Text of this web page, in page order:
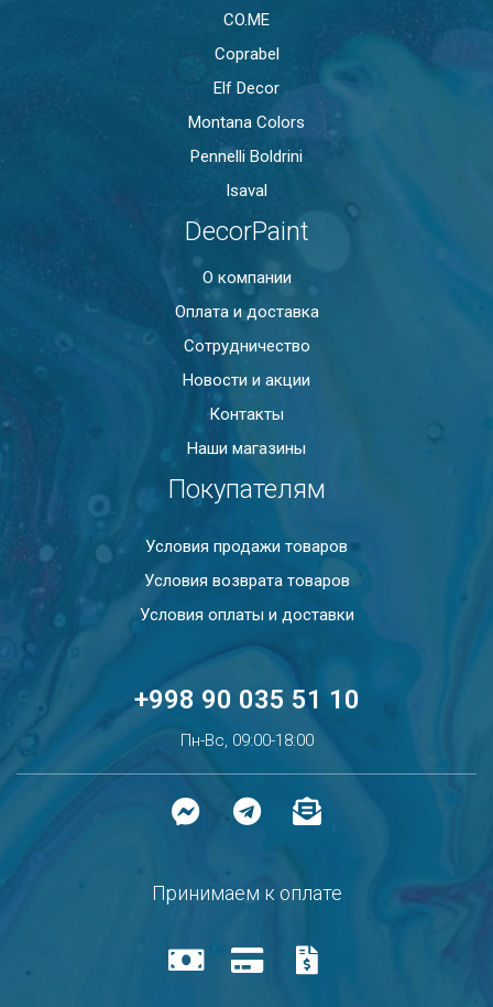
CO.ME
Coprabel
Elf Decor
Montana Colors
Pennelli Boldrini
Isaval
DecorPaint
О компании
Оплата и доставка
Сотрудничество
Новости и акции
Контакты
Наши магазины
Покупателям
Условия продажи товаров
Условия возврата товаров
Условия оплаты и доставки
+998 90 035 51 10
Пн-Вс, 09:00-18:00
Принимаем к оплате